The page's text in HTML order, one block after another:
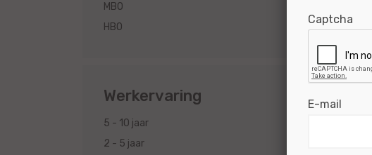
MBO
HBO
Werkervaring
5 - 10 jaar
2 - 5 jaar
Captcha
E-mail